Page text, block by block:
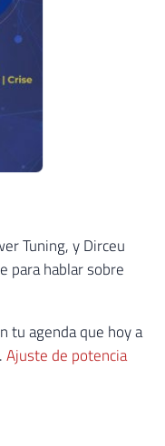
Tuning, y Dirceu
para hablar sobre
tu agenda que hoy a
Ajuste de potencia